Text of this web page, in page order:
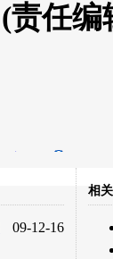
(责任编
转发至：
09-12-16
相